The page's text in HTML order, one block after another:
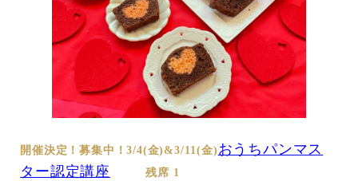
開催決定！募集中！3/4(金)&3/11(金) おうちパンマス
ター認定講座
残席 1